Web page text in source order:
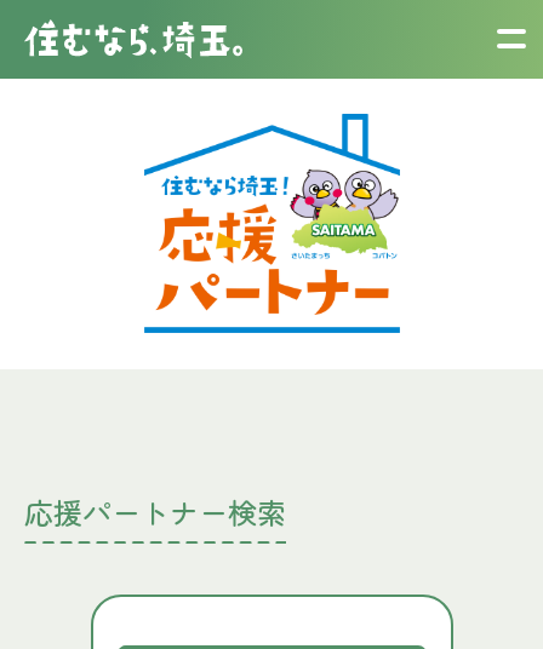
応援パートナー検索